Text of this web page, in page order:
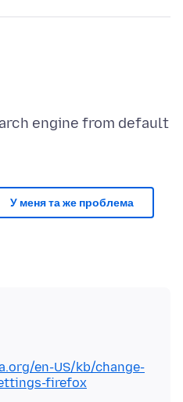
engine from default
У меня та же проблема
en-US/kb/change-
firefox